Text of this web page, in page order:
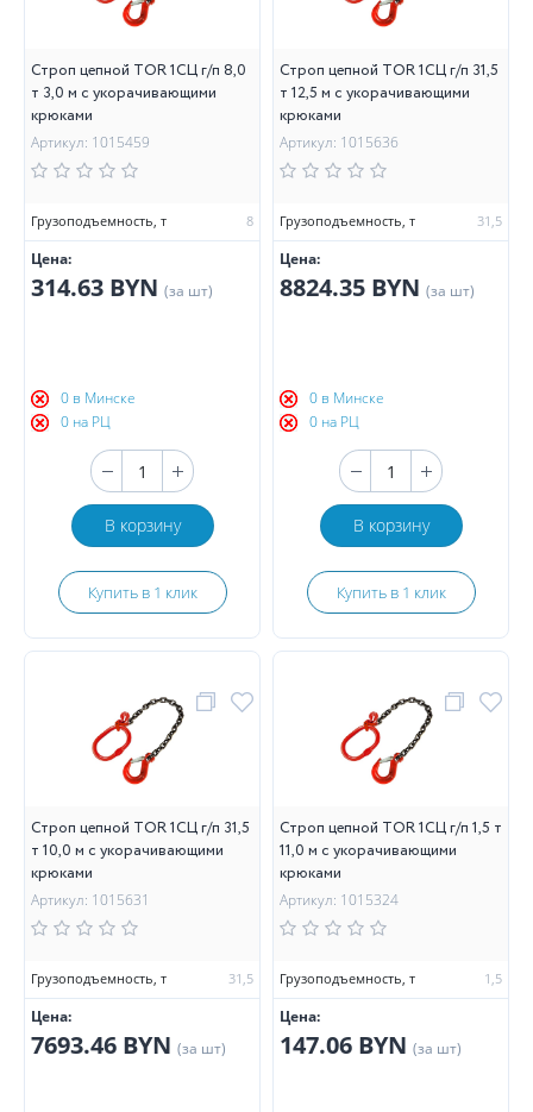
Строп цепной TOR 1СЦ г/п 8,0
т 3,0 м с укорачивающими
крюками
Артикул: 1015459
Грузоподъемность, т 8
Цена:
314.63 BYN (за шт)
0 в Минске
0 на РЦ
В корзину
Купить в 1 клик
Строп цепной TOR 1СЦ г/п 31,5
т 12,5 м с укорачивающими
крюками
Артикул: 1015636
Грузоподъемность, т 31,5
Цена:
8824.35 BYN (за шт)
0 в Минске
0 на РЦ
В корзину
Купить в 1 клик
Строп цепной TOR 1СЦ г/п 31,5
т 10,0 м с укорачивающими
крюками
Артикул: 1015631
Грузоподъемность, т 31,5
Цена:
7693.46 BYN (за шт)
Строп цепной TOR 1СЦ г/п 1,5 т
11,0 м с укорачивающими
крюками
Артикул: 1015324
Грузоподъемность, т 1,5
Цена:
147.06 BYN (за шт)